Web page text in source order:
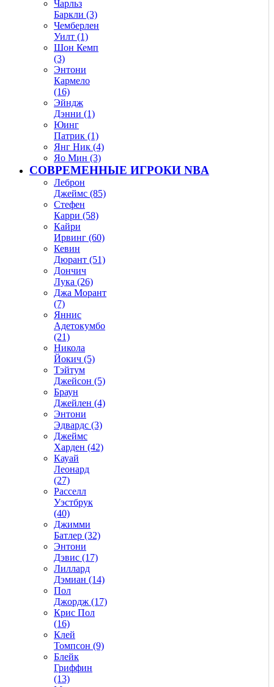
Чарльз
Баркли (3)
Чемберлен
Уилт (1)
Шон Кемп
(3)
Энтони
Кармело
(16)
Эйндж
Дэнни (1)
Юинг
Патрик (1)
Янг Ник (4)
Яо Мин (3)
СОВРЕМЕННЫЕ ИГРОКИ NBA
Леброн
Джеймс (85)
Стефен
Карри (58)
Кайри
Ирвинг (60)
Кевин
Дюрант (51)
Дончич
Лука (26)
Джа Морант
(7)
Яннис
Адетокумбо
(21)
Никола
Йокич (5)
Тэйтум
Джейсон (5)
Браун
Джейлен (4)
Энтони
Эдвардс (3)
Джеймс
Харден (42)
Кауай
Леонард
(27)
Расселл
Уэстбрук
(40)
Джимми
Батлер (32)
Энтони
Дэвис (17)
Лиллард
Дэмиан (14)
Пол
Джордж (17)
Крис Пол
(16)
Клей
Томпсон (9)
Блейк
Гриффин
(13)